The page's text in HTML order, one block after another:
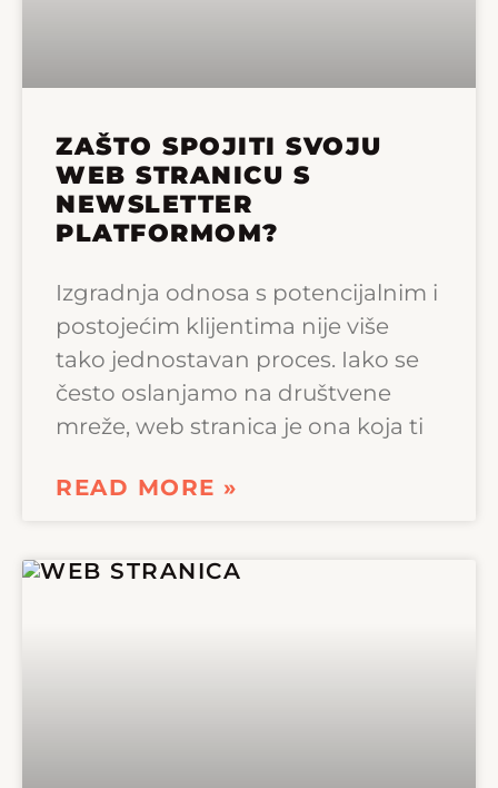
ZAŠTO SPOJITI SVOJU
WEB STRANICU S
NEWSLETTER
PLATFORMOM?
Izgradnja odnosa s potencijalnim i
postojećim klijentima nije više
tako jednostavan proces. Iako se
često oslanjamo na društvene
mreže, web stranica je ona koja ti
READ MORE »